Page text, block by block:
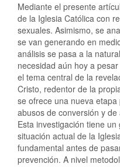
Mediante el presente
de la Iglesia Católica con
sexuales. Asimismo, se
se van generando en
análisis se pasa a la
necesidad aún hoy a
el tema central de la
Cristo, redentor de la
se ofrece una nueva
abusos de conversión y
Esta investigación tiene
situación actual de la
fundamental antes de
prevención. A nivel